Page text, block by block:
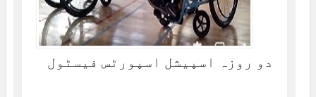
دو روزہ اسپیشل اسپورٹس فیسٹول